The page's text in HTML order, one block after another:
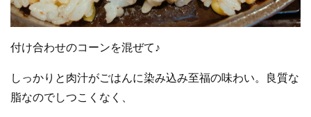
付け合わせのコーンを混ぜて♪
しっかりと肉汁がごはんに染み込み至福の味わい。良質な
脂なのでしつこくなく、